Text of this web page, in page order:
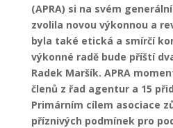
(APRA) si na svém
zvolila novou výkonnou a
byla také etická a smírčí
výkonné radě bude příští
Radek Maršík. APRA
členů z řad agentur a 15
Primárním cílem asociace
příznivých podmínek pro